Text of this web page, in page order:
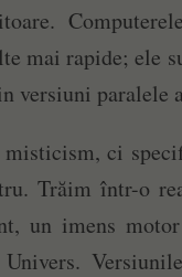
mai rapide; ele
versiuni paralele
misticism, ci
Trăim într-o
un imens